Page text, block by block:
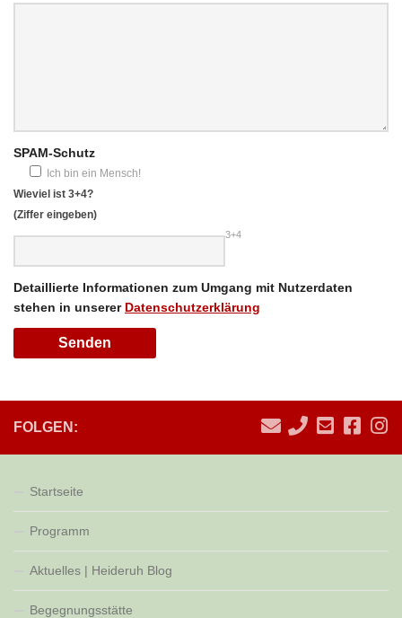
SPAM-Schutz
Ich bin ein Mensch!
Wieviel ist 3+4?
(Ziffer eingeben)
3+4
Detaillierte Informationen zum Umgang mit Nutzerdaten
stehen in unserer Datenschutzerklärung
FOLGEN:
Startseite
Programm
Aktuelles | Heideruh Blog
Begegnungsstätte